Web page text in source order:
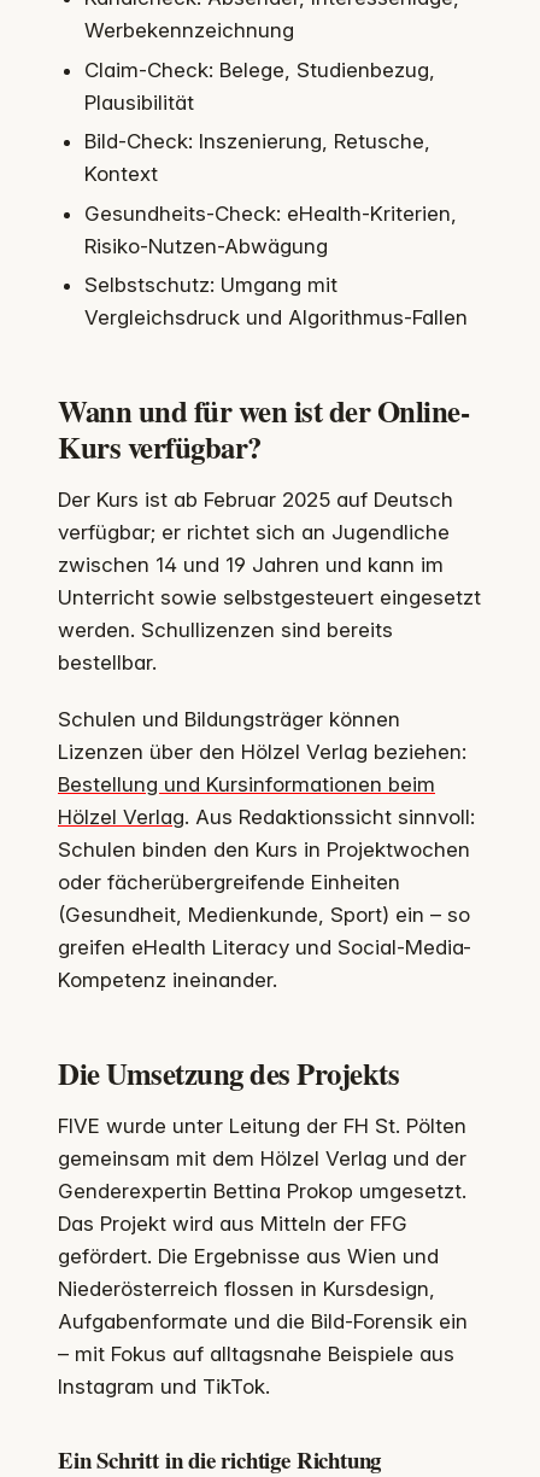
Werbekennzeichnung
Claim-Check: Belege, Studienbezug,
Plausibilität
Bild-Check: Inszenierung, Retusche,
Kontext
Gesundheits-Check: eHealth-Kriterien,
Risiko-Nutzen-Abwägung
Selbstschutz: Umgang mit
Vergleichsdruck und Algorithmus-Fallen
Wann und für wen ist der Online-
Kurs verfügbar?
Der Kurs ist ab Februar 2025 auf Deutsch
verfügbar; er richtet sich an Jugendliche
zwischen 14 und 19 Jahren und kann im
Unterricht sowie selbstgesteuert eingesetzt
werden. Schullizenzen sind bereits
bestellbar.
Schulen und Bildungsträger können
Lizenzen über den Hölzel Verlag beziehen:
Bestellung und Kursinformationen beim
Hölzel Verlag. Aus Redaktionssicht sinnvoll:
Schulen binden den Kurs in Projektwochen
oder fächerübergreifende Einheiten
(Gesundheit, Medienkunde, Sport) ein – so
greifen eHealth Literacy und Social-Media-
Kompetenz ineinander.
Die Umsetzung des Projekts
FIVE wurde unter Leitung der FH St. Pölten
gemeinsam mit dem Hölzel Verlag und der
Genderexpertin Bettina Prokop umgesetzt.
Das Projekt wird aus Mitteln der FFG
gefördert. Die Ergebnisse aus Wien und
Niederösterreich flossen in Kursdesign,
Aufgabenformate und die Bild-Forensik ein
– mit Fokus auf alltagsnahe Beispiele aus
Instagram und TikTok.
Ein Schritt in die richtige Richtung